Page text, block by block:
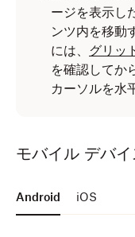
ージを表示し
ンツ内を移動
には、 グリッ
を確認してか
カーソルを水
モバイル デバ
Android iOS